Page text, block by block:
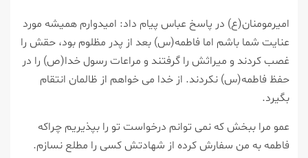
امیرمومنان(ع) در پاسخ عباس پیام داد: امیدوارم همیشه مورد
عنایت شما باشم اما فاطمه(س) بعد از پدر مظلوم بود، حقش را
غصب كردند و میراثش را گرفتند و مراعات رسول خدا(ص) را در
حفظ فاطمه(س) نكردند. از خدا می خواهم از ظالمان انتقام
بگیرد.
عمو مرا ببخش كه نمی توانم درخواست تو را بپذیریم چراكه
فاطمه به من سفارش كرده از شهادتش كسی را مطلع نسازم.